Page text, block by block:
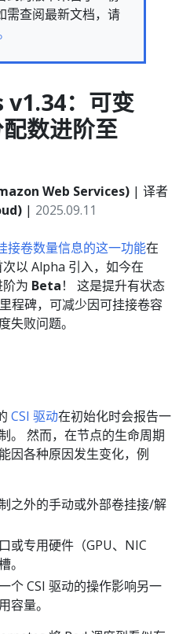
需查阅最新文档，请
：可变
数进阶至
Web Services) | 译者
| 2025.09.11
接卷数量信息的这一功能在
以 Alpha 引入，如今在
为 Beta！ 这是提升有状态
程碑，可减少因可挂接卷容
失败问题。
CSI 驱动在初始化时会报告一
。 然而，在节点的生命周期
因各种原因发生变化，例
之外的手动或外部卷挂接/解
或专用硬件（GPU、NIC
。
个 CSI 驱动的操作影响另一
容量。